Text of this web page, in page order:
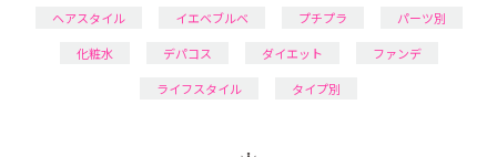
ヘアスタイル
イエベブルベ プチプラ
パーツ別
化粧水
デパコス ダイエット
ファンデ
ライフスタイル
タイプ別